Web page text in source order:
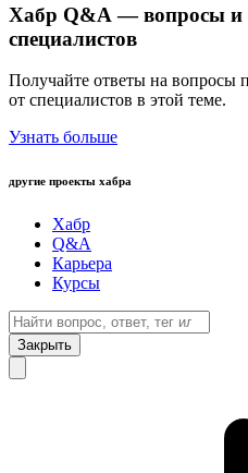
Хабр Q&A — вопросы и
специалистов
Получайте ответы на вопросы
от специалистов в этой теме.
Узнать больше
другие проекты хабра
Хабр
Q&A
Карьера
Курсы
Закрыть